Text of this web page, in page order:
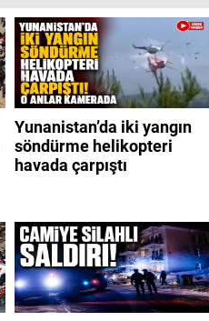
Yunanistan’da iki yangın
söndürme helikopteri
havada çarpıştı